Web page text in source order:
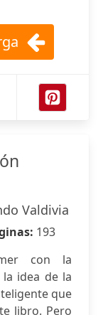
Valdivia
193
con la
la idea de la
que
libro. Pero